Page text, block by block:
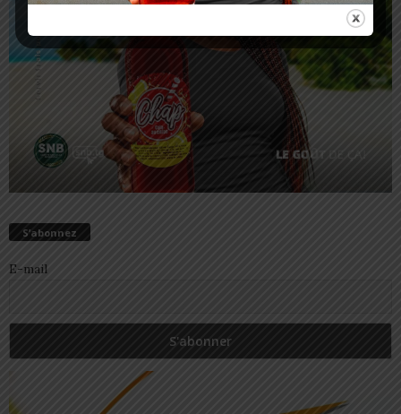
S’abonnez
E-mail